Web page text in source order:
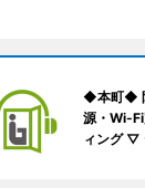
◆本町◆
源・Wi-
ィング ▽